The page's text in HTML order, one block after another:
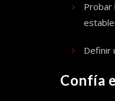
Probar
Definir
Confía